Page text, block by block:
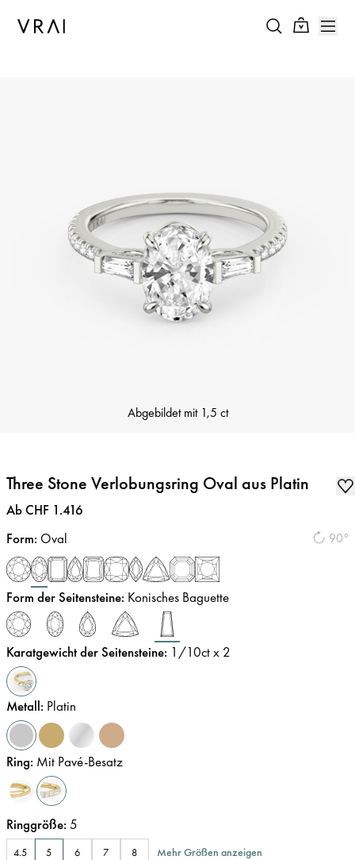
Abgebildet mit 1,5 ct
Three Stone Verlobungsring Oval aus Platin
Preis:
Ab CHF 1.416
90°
Form: Oval
Form der Seitensteine: Konisches Baguette
Karatgewicht der Seitensteine: 1/10ct x 2
Metall: Platin
Ring: Mit Pavé-Besatz
Ringgröße: 5
4.5 5 6 7 8 Mehr Größen anzeigen